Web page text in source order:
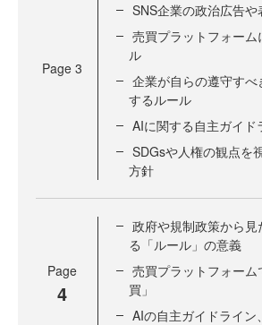
Page 3
SNS企業の政治広告や
売買プラットフォー
ル
企業が自らの遵守す
するルール
AIに関する自主ガイド
SDGsや人権の観点を
方針
Page
4
政府や規制政策から
る「ルール」の意義
売買プラットフォーム
買」
AIの自主ガイドライン